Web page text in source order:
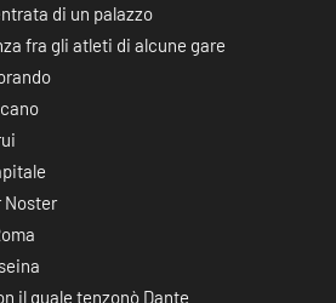
di un palazzo
fra gli atleti di alcune gare
Noster
il quale tenzonò Dante